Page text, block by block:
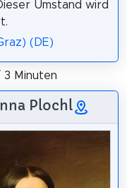
Umstand wird
(DE)
Minuten
Plochl